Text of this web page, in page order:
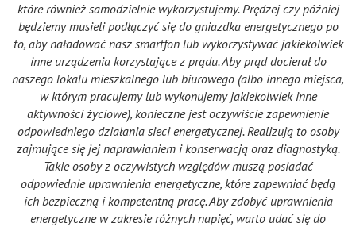
które również samodzielnie wykorzystujemy. Prędzej czy później
będziemy musieli podłączyć się do gniazdka energetycznego po
to, aby naładować nasz smartfon lub wykorzystywać jakiekolwiek
inne urządzenia korzystające z prądu. Aby prąd docierał do
naszego lokalu mieszkalnego lub biurowego (albo innego miejsca,
w którym pracujemy lub wykonujemy jakiekolwiek inne
aktywności życiowe), konieczne jest oczywiście zapewnienie
odpowiedniego działania sieci energetycznej. Realizują to osoby
zajmujące się jej naprawianiem i konserwacją oraz diagnostyką.
Takie osoby z oczywistych względów muszą posiadać
odpowiednie uprawnienia energetyczne, które zapewniać będą
ich bezpieczną i kompetentną pracę. Aby zdobyć uprawnienia
energetyczne w zakresie różnych napięć, warto udać się do